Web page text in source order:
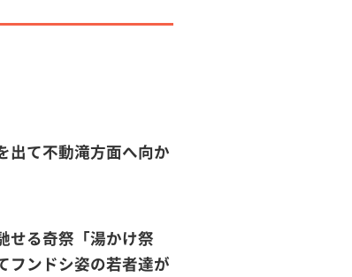
出て不動滝方面へ向か
せる奇祭「湯かけ祭
フンドシ姿の若者達が